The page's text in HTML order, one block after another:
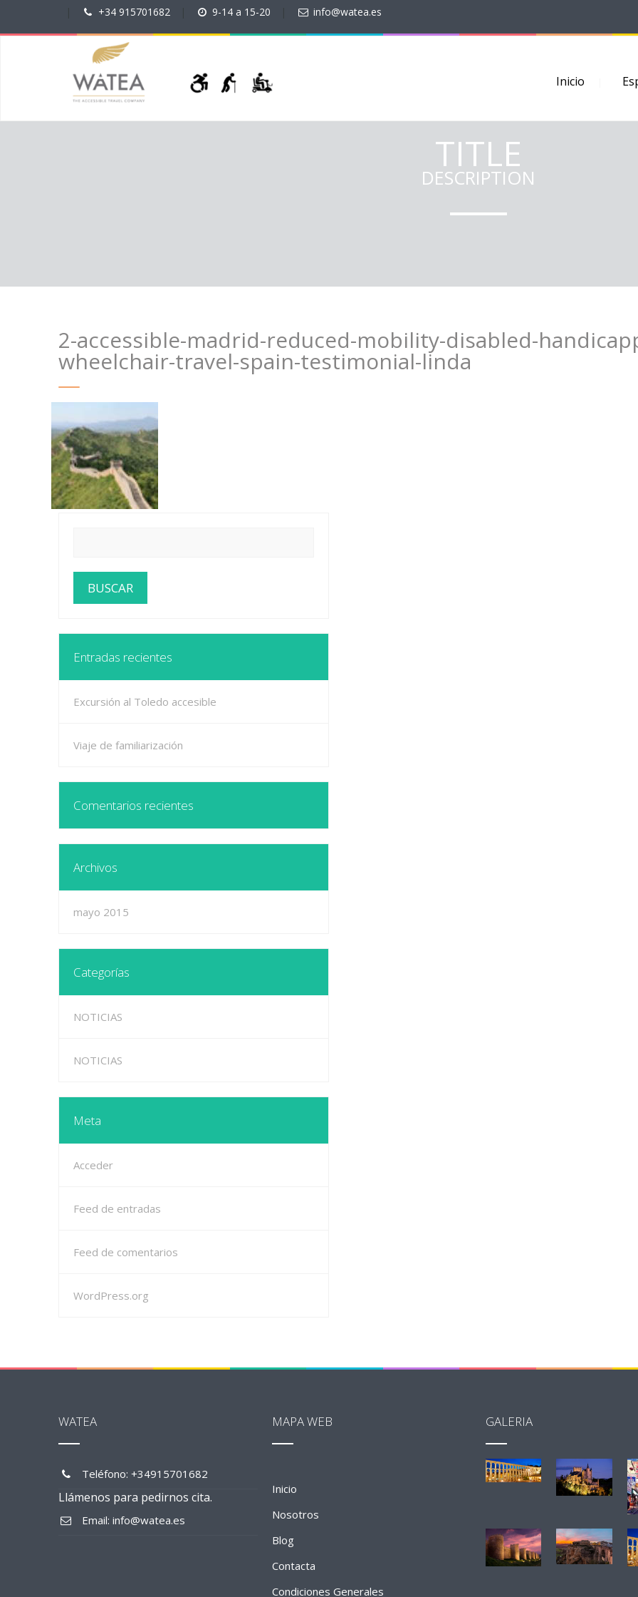
+34 915701682 9-14 a 15-20 info@watea.es
Inicio
TITLE
DESCRIPTION
2-accessible-madrid-reduced-mobility-disabled-
wheelchair-travel-spain-testimonial-linda
Entradas recientes
Excursión al Toledo accesible
Viaje de familiarización
Comentarios recientes
Archivos
mayo 2015
Categorías
NOTICIAS
NOTICIAS
Meta
Acceder
Feed de entradas
Feed de comentarios
WordPress.org
WATEA
Teléfono: +34915701682
Llámenos para pedirnos cita.
Email: info@watea.es
MAPA WEB
Inicio
Nosotros
Blog
Contacta
Condiciones Generales
GALERIA